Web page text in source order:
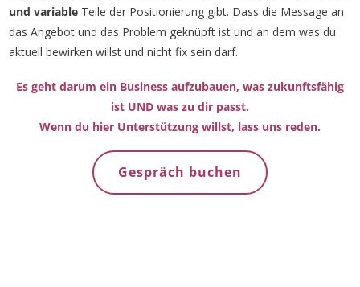
und variable Teile der Positionierung gibt. Dass die Message an
das Angebot und das Problem geknüpft ist und an dem was du
aktuell bewirken willst und nicht fix sein darf.
Es geht darum ein Business aufzubauen, was zukunftsfähig
ist UND was zu dir passt.
Wenn du hier Unterstützung willst, lass uns reden.
Gespräch buchen